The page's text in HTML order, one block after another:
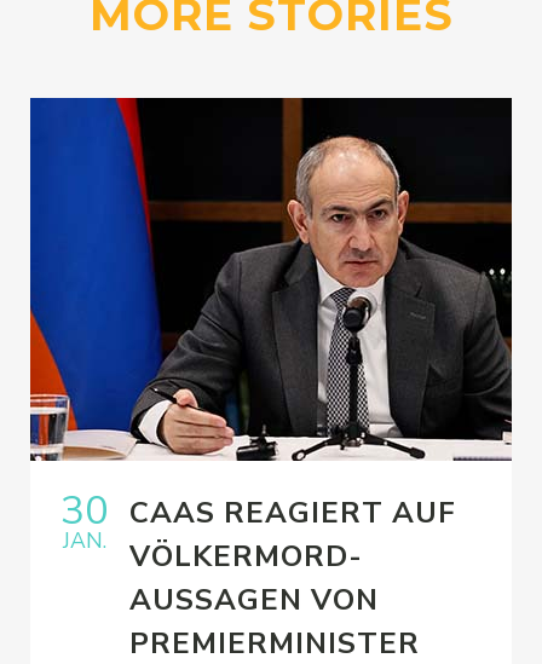
MORE STORIES
30
JAN.
CAAS REAGIERT AUF
VÖLKERMORD-
AUSSAGEN VON
PREMIERMINISTER